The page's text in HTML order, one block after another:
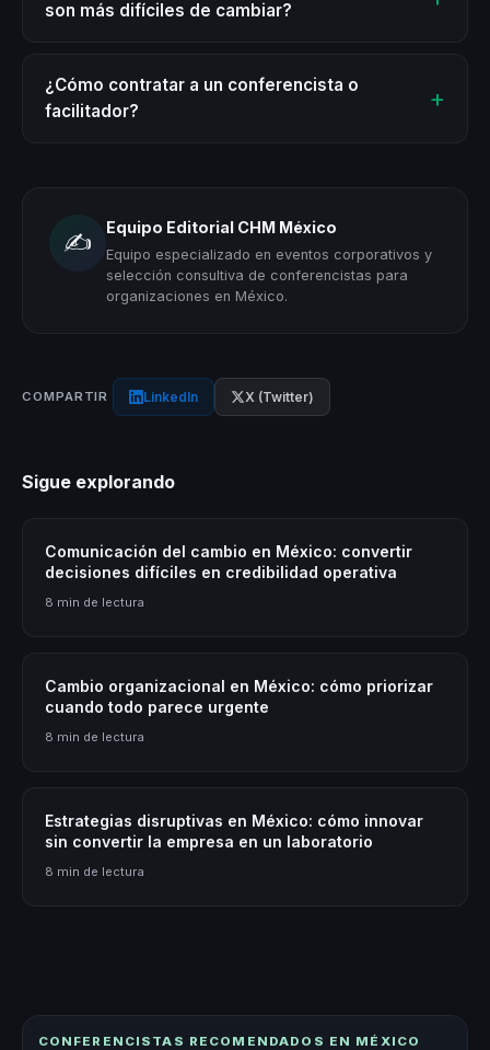
son más difíciles de cambiar?
¿Cómo contratar a un conferencista o
facilitador?
✍️
Equipo Editorial CHM México
Equipo especializado en eventos corporativos y
selección consultiva de conferencistas para
organizaciones en México.
COMPARTIR LinkedIn X (Twitter)
Sigue explorando
Comunicación del cambio en México: convertir
decisiones difíciles en credibilidad operativa
8 min de lectura
Cambio organizacional en México: cómo priorizar
cuando todo parece urgente
8 min de lectura
Estrategias disruptivas en México: cómo innovar
sin convertir la empresa en un laboratorio
8 min de lectura
CONFERENCISTAS RECOMENDADOS EN MÉXICO